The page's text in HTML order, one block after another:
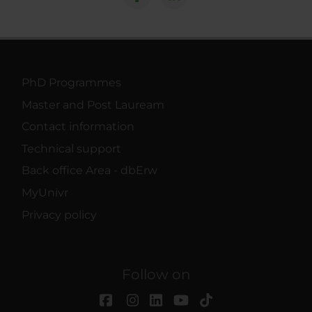
PhD Programmes
Master and Post Lauream
Contact information
Technical support
Back office Area - dbErw
MyUnivr
Privacy policy
Follow on